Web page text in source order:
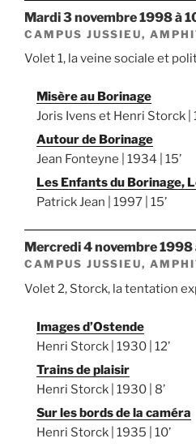
mardi 3 novembre 1998 à
CAMPUS JUSSIEU,
Volet 1, la veine sociale et
Misère au Borinage
Joris Ivens et Henri Storck |
Autour de Borinage
Jean Fonteyne | 1934 | 15’
Les Enfants du Borinage,
Patrick Jean | 1997 | 15’
mercredi 4 novembre
CAMPUS JUSSIEU,
Volet 2, Storck, la tentation
Images d’Ostende
Henri Storck | 1930 | 12’
Trains de plaisir
Henri Storck | 1930 | 8’
Sur les bords de la caméra
Henri Storck | 1935 | 10’